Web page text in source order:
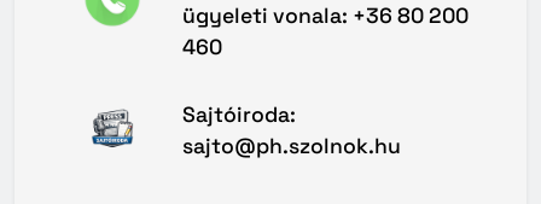
ügyeleti vonala: +36 80 200
460
Sajtóiroda:
sajto@ph.szolnok.hu